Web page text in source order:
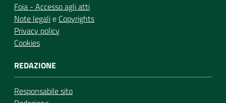
Foia - Accesso agli atti
Note legalie Copyrights
Privacy policy
Cookies
REDAZIONE
Responsabile sito